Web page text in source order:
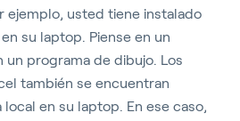
ejemplo, usted tiene instalado
su laptop. Piense en un
programa de dibujo. Los
también se encuentran
en su laptop. En ese caso,